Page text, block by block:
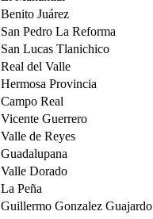
Benito Juárez
San Pedro La Reforma
San Lucas Tlanichico
Real del Valle
Hermosa Provincia
Campo Real
Vicente Guerrero
Valle de Reyes
Guadalupana
Valle Dorado
La Peña
Guillermo Gonzalez Guajardo